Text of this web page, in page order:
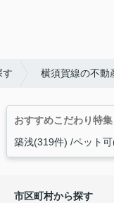
す 横須賀線の不動
おすすめこだわり特集
築浅(319件) ペット
市区町村から探す